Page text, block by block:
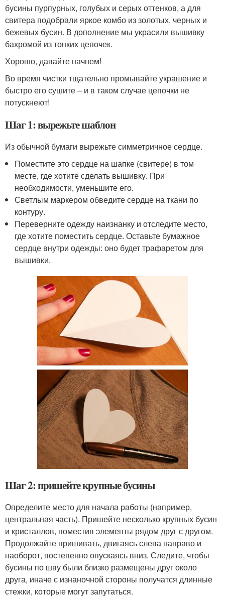
бусины пурпурных, голубых и серых оттенков, а для
свитера подобрали яркое комбо из золотых, черных и
бежевых бусин. В дополнение мы украсили вышивку
бахромой из тонких цепочек.
Хорошо, давайте начнем!
Во время чистки тщательно промывайте украшение и
быстро его сушите – и в таком случае цепочки не
потускнеют!
Шаг 1: вырежьте шаблон
Из обычной бумаги вырежьте симметричное сердце.
Поместите это сердце на шапке (свитере) в том
месте, где хотите сделать вышивку. При
необходимости, уменьшите его.
Светлым маркером обведите сердце на ткани по
контуру.
Переверните одежду наизнанку и отследите место,
где хотите поместить сердце. Оставьте бумажное
сердце внутри одежды: оно будет трафаретом для
вышивки.
Шаг 2: пришейте крупные бусины
Определите место для начала работы (например,
центральная часть). Пришейте несколько крупных бусин
и кристаллов, поместив элементы рядом друг с другом.
Продолжайте пришивать, двигаясь слева направо и
наоборот, постепенно опускаясь вниз. Следите, чтобы
бусины по шву были близко размещены друг около
друга, иначе с изнаночной стороны получатся длинные
стежки, которые могут запутаться.